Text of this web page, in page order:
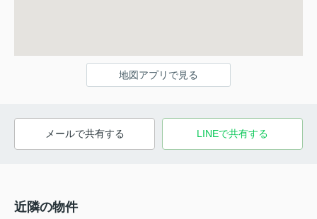
地図アプリで見る
メールで共有する LINEで共有する
近隣の物件